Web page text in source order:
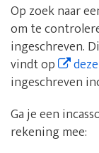
Op zoek naar
om te
ingeschreven.
vindt op
ingeschreven
Ga je een
rekening mee: